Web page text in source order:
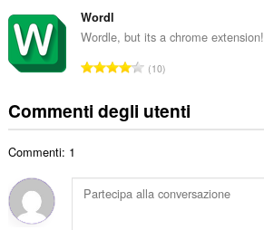
d
z
:
d
g
u
d
i
:
t
a
d
i
u
e
o
o
t
e
d
Wordl
Wordle, but its a chrome extension!
N
e
t
o
10
Commenti degli utenti
Commenti: 1